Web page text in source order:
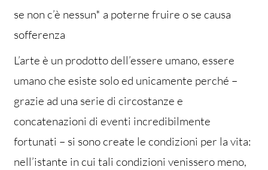
se non c’è nessun* a poterne fruire o se causa
sofferenza
L’arte è un prodotto dell’essere umano, essere
umano che esiste solo ed unicamente perché –
grazie ad una serie di circostanze e
concatenazioni di eventi incredibilmente
fortunati – si sono create le condizioni per la vita:
nell’istante in cui tali condizioni venissero meno,